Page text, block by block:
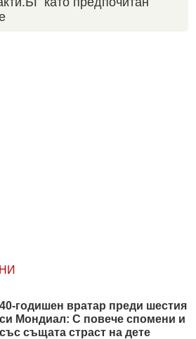
40-годишен вратар преди шестия
си Мондиал: С повече спомени и
със същата страст на дете